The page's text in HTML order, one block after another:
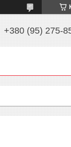
+380 (95) 275-